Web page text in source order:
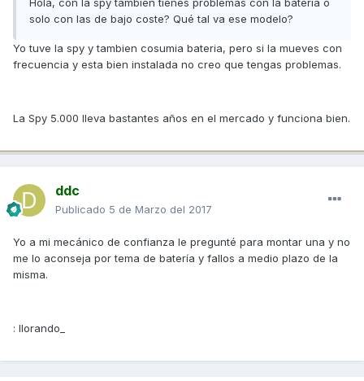
solo con las de bajo coste? Qué tal va ese modelo?
Yo tuve la spy y tambien cosumia bateria, pero si la mueves con
frecuencia y esta bien instalada no creo que tengas problemas.
La Spy 5.000 lleva bastantes años en el mercado y funciona bien.
ddc
Publicado 5 de Marzo del 2017
Yo a mi mecánico de confianza le pregunté para montar una y no
me lo aconseja por tema de batería y fallos a medio plazo de la
misma.
: llorando_